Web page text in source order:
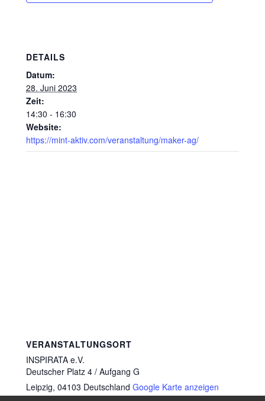
DETAILS
Datum:
28. Juni 2023
Zeit:
14:30 - 16:30
Website:
https://mint-aktiv.com/veranstaltung/maker-ag/
VERANSTALTUNGSORT
INSPIRATA e.V.
Deutscher Platz 4 / Aufgang G
Leipzig, 04103 Deutschland Google Karte anzeigen